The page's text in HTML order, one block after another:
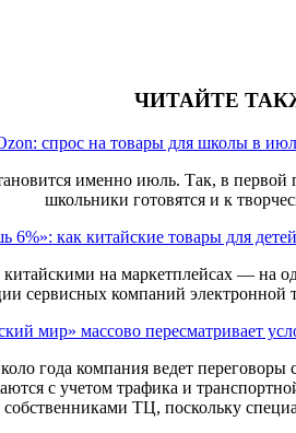
ЧИТАЙТЕ
спрос на товары для школы в
именно июль. Так, в
школьники готовятся и к
6%»: как китайские товары для
на маркетплейсах — на
сервисных компаний
мир» массово пересматривает
года компания ведет
с учетом трафика и
ТЦ, поскольку